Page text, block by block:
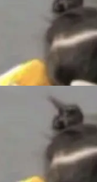
，
li>
终
</
模
T
以
统
事
，
强大
，
编
全
。
，
视